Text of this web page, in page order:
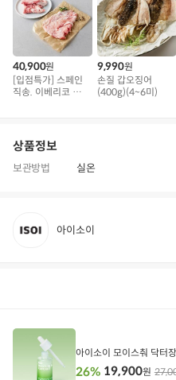
40,900원
[입점특가] 스페인
직송. 이베리코 삼
9,990원
손질 갑오징어
(400g)(4~6미)
상품정보
보관방법 실온
아이소이
상
아이소이 모이스춰 닥터
26% 19,900원